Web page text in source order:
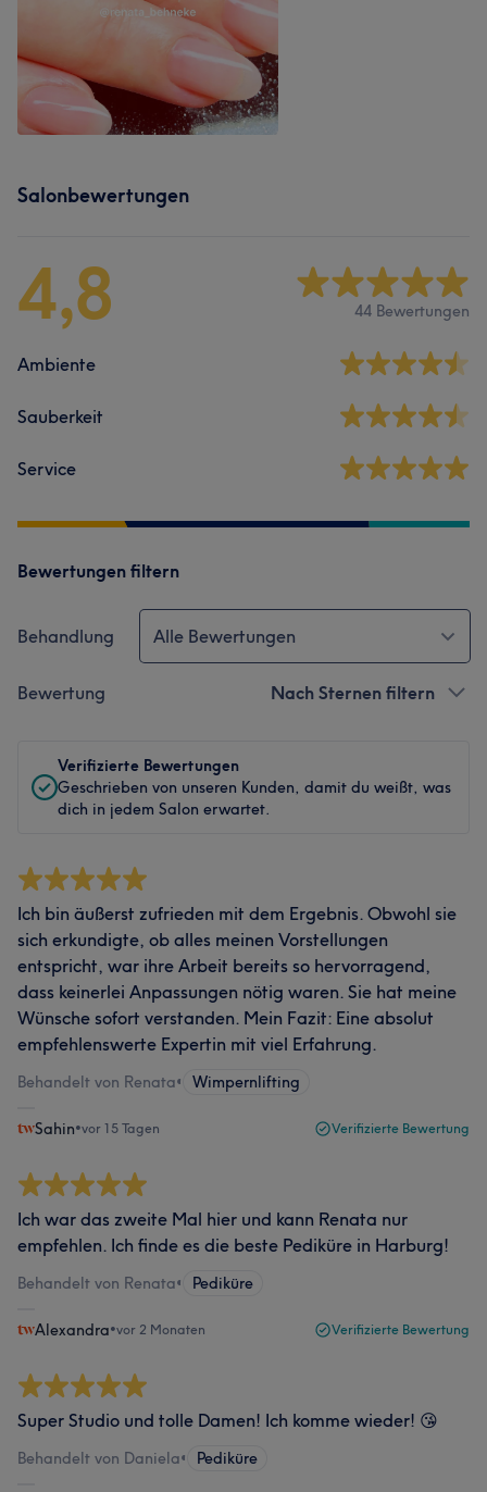
Salonbewertungen
4,8 44 Bewertungen
Ambiente
Sauberkeit
Service
Bewertungen filtern
Behandlung Alle Bewertungen
Bewertung Nach Sternen filtern
Verifizierte Bewertungen
Geschrieben von unseren Kunden, damit du weißt, was
dich in jedem Salon erwartet.
Ich bin äußerst zufrieden mit dem Ergebnis. Obwohl sie
sich erkundigte, ob alles meinen Vorstellungen
entspricht, war ihre Arbeit bereits so hervorragend,
dass keinerlei Anpassungen nötig waren. Sie hat meine
Wünsche sofort verstanden. Mein Fazit: Eine absolut
empfehlenswerte Expertin mit viel Erfahrung.
Behandelt von Renata• Wimpernlifting
Sahin•vor 15 Tagen Verifizierte Bewertung
Ich war das zweite Mal hier und kann Renata nur
empfehlen. Ich finde es die beste Pediküre in Harburg!
Behandelt von Renata• Pediküre
Alexandra•vor 2 Monaten Verifizierte Bewertung
Super Studio und tolle Damen! Ich komme wieder! 😘
Behandelt von Daniela• Pediküre